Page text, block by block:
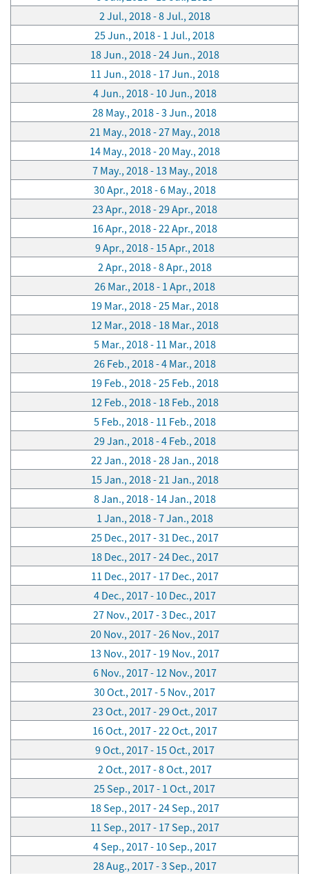
2 Jul., 2018 - 8 Jul., 2018
25 Jun., 2018 - 1 Jul., 2018
18 Jun., 2018 - 24 Jun., 2018
11 Jun., 2018 - 17 Jun., 2018
4 Jun., 2018 - 10 Jun., 2018
28 May., 2018 - 3 Jun., 2018
21 May., 2018 - 27 May., 2018
14 May., 2018 - 20 May., 2018
7 May., 2018 - 13 May., 2018
30 Apr., 2018 - 6 May., 2018
23 Apr., 2018 - 29 Apr., 2018
16 Apr., 2018 - 22 Apr., 2018
9 Apr., 2018 - 15 Apr., 2018
2 Apr., 2018 - 8 Apr., 2018
26 Mar., 2018 - 1 Apr., 2018
19 Mar., 2018 - 25 Mar., 2018
12 Mar., 2018 - 18 Mar., 2018
5 Mar., 2018 - 11 Mar., 2018
26 Feb., 2018 - 4 Mar., 2018
19 Feb., 2018 - 25 Feb., 2018
12 Feb., 2018 - 18 Feb., 2018
5 Feb., 2018 - 11 Feb., 2018
29 Jan., 2018 - 4 Feb., 2018
22 Jan., 2018 - 28 Jan., 2018
15 Jan., 2018 - 21 Jan., 2018
8 Jan., 2018 - 14 Jan., 2018
1 Jan., 2018 - 7 Jan., 2018
25 Dec., 2017 - 31 Dec., 2017
18 Dec., 2017 - 24 Dec., 2017
11 Dec., 2017 - 17 Dec., 2017
4 Dec., 2017 - 10 Dec., 2017
27 Nov., 2017 - 3 Dec., 2017
20 Nov., 2017 - 26 Nov., 2017
13 Nov., 2017 - 19 Nov., 2017
6 Nov., 2017 - 12 Nov., 2017
30 Oct., 2017 - 5 Nov., 2017
23 Oct., 2017 - 29 Oct., 2017
16 Oct., 2017 - 22 Oct., 2017
9 Oct., 2017 - 15 Oct., 2017
2 Oct., 2017 - 8 Oct., 2017
25 Sep., 2017 - 1 Oct., 2017
18 Sep., 2017 - 24 Sep., 2017
11 Sep., 2017 - 17 Sep., 2017
4 Sep., 2017 - 10 Sep., 2017
28 Aug., 2017 - 3 Sep., 2017